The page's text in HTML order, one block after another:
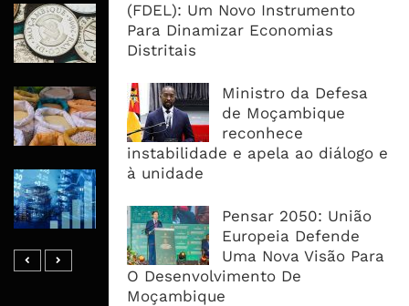
(FDEL): Um Novo Instrumento
Para Dinamizar Economias
Distritais
Ministro da Defesa
de Moçambique
reconhece
instabilidade e apela ao diálogo e
à unidade
Pensar 2050: União
Europeia Defende
Uma Nova Visão Para
O Desenvolvimento De
Moçambique
Economia Moçambicana Procura
Recuperar em 2026, Mas Crédito,
Dívida e Divisas Limitam Aceleração
Commodities Agrícolas Entram Numa
Nova Fase de Risco Após Meses de
Oferta Confortável
Dívida Pública Sobe Para 75,2% do
Endividamento Interno